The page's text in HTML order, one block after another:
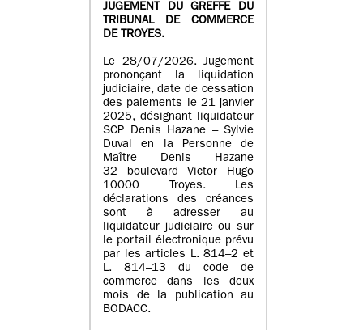
JUGEMENT DU GREFFE DU
TRIBUNAL DE COMMERCE
DE TROYES.
Le 28/07/2026. Jugement
prononçant la liquidation
judiciaire, date de cessation
des paiements le 21 janvier
2025, désignant liquidateur
SCP Denis Hazane – Sylvie
Duval en la Personne de
Maître Denis Hazane
32 boulevard Victor Hugo
10000 Troyes. Les
déclarations des créances
sont à adresser au
liquidateur judiciaire ou sur
le portail électronique prévu
par les articles L. 814–2 et
L. 814–13 du code de
commerce dans les deux
mois de la publication au
BODACC.